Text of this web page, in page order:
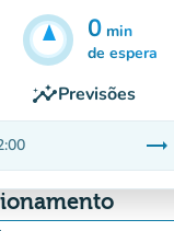
0 min
5min
de espera
insightsPrevisões
trending_flat